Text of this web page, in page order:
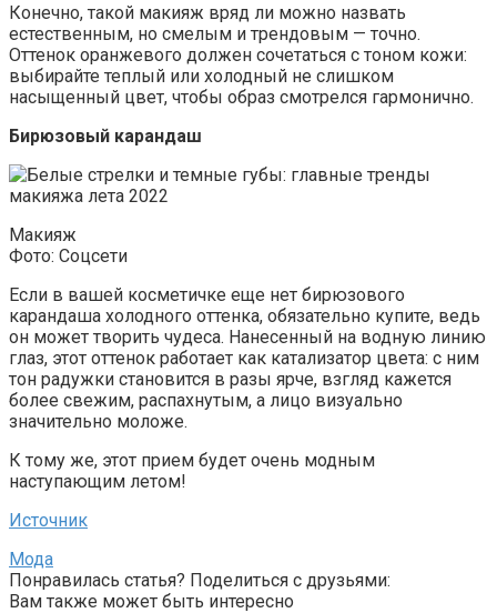
Конечно, такой макияж вряд ли можно назвать
естественным, но смелым и трендовым — точно.
Оттенок оранжевого должен сочетаться с тоном кожи:
выбирайте теплый или холодный не слишком
насыщенный цвет, чтобы образ смотрелся гармонично.
Бирюзовый карандаш
Макияж
Фото: Соцсети
Если в вашей косметичке еще нет бирюзового
карандаша холодного оттенка, обязательно купите, ведь
он может творить чудеса. Нанесенный на водную линию
глаз, этот оттенок работает как катализатор цвета: с ним
тон радужки становится в разы ярче, взгляд кажется
более свежим, распахнутым, а лицо визуально
значительно моложе.
К тому же, этот прием будет очень модным
наступающим летом!
Источник
Мода
Понравилась статья? Поделиться с друзьями:
Вам также может быть интересно